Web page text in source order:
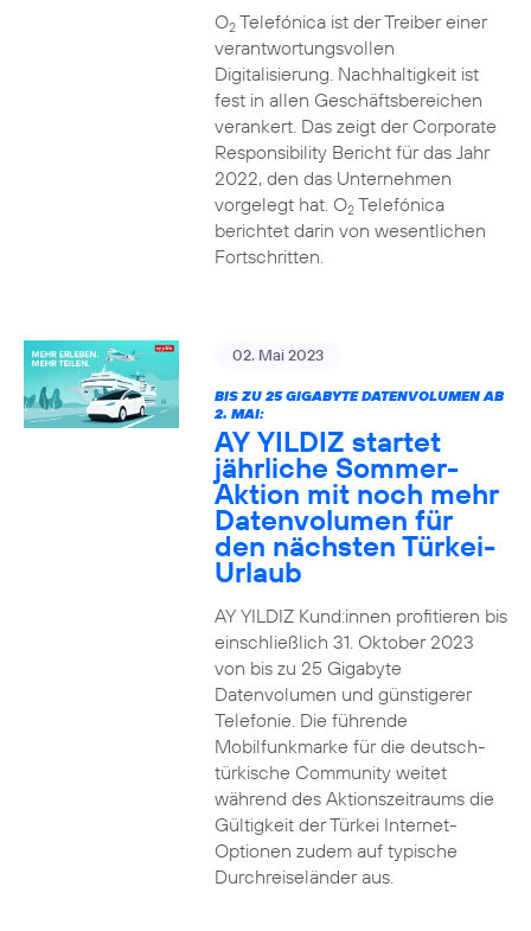
O2Telefónica ist der Treiber einer
verantwortungsvollen
Digitalisierung. Nachhaltigkeit ist
fest in allen Geschäftsbereichen
verankert. Das zeigt der Corporate
Responsibility Bericht für das Jahr
2022, den das Unternehmen
vorgelegt hat. O2Telefónica
berichtet darin von wesentlichen
Fortschritten.
02. Mai 2023
BIS ZU 25 GIGABYTE DATENVOLUMEN AB
2. MAI:
AY YILDIZ startet
jährliche Sommer-
Aktion mit noch mehr
Datenvolumen für
den nächsten Türkei-
Urlaub
AY YILDIZ Kund:innen profitieren bis
einschließlich 31. Oktober 2023
von bis zu 25 Gigabyte
Datenvolumen und günstigerer
Telefonie. Die führende
Mobilfunkmarke für die deutsch-
türkische Community weitet
während des Aktionszeitraums die
Gültigkeit der Türkei Internet-
Optionen zudem auf typische
Durchreiseländer aus.